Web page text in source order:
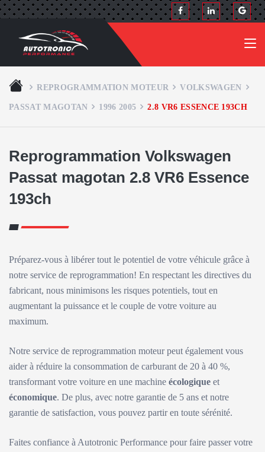
REPROGRAMMATION MOTEUR VOLKSWAGEN
PASSAT MAGOTAN 1996 2005 2.8 VR6 ESSENCE 193CH
Reprogrammation Volkswagen
Passat magotan 2.8 VR6 Essence
193ch
Préparez-vous à libérer tout le potentiel de votre véhicule grâce à
notre service de reprogrammation! En respectant les directives du
fabricant, nous minimisons les risques potentiels, tout en
augmentant la puissance et le couple de votre voiture au
maximum.
Notre service de reprogrammation moteur peut également vous
aider à réduire la consommation de carburant de 20 à 40 %,
transformant votre voiture en une machine écologique et
économique. De plus, avec notre garantie de 5 ans et notre
garantie de satisfaction, vous pouvez partir en toute sérénité.
Faites confiance à Autotronic Performance pour faire passer votre